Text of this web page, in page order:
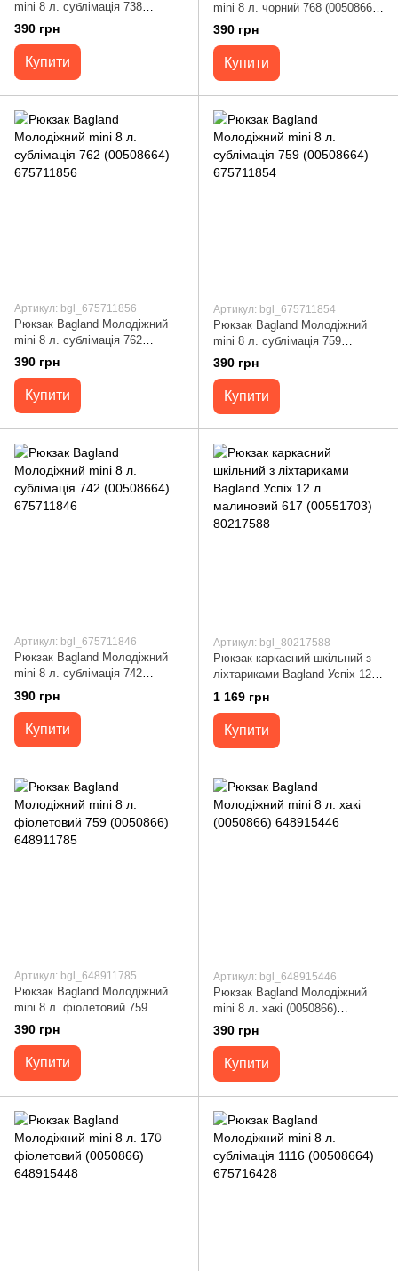
mini 8 л. сублімація 738
(00508664) 675711682
390 грн
Купити
mini 8 л. чорний 768 (0050866)
648911791
390 грн
Купити
Артикул: bgl_675711856
Рюкзак Bagland Молодіжний
mini 8 л. сублімація 762
(00508664) 675711856
390 грн
Купити
Артикул: bgl_675711854
Рюкзак Bagland Молодіжний
mini 8 л. сублімація 759
(00508664) 675711854
390 грн
Купити
Артикул: bgl_675711846
Рюкзак Bagland Молодіжний
mini 8 л. сублімація 742
(00508664) 675711846
390 грн
Купити
Артикул: bgl_80217588
Рюкзак каркасний шкільний з
ліхтариками Bagland Успіх 12
л. малиновий 617 (00551703)
80217588
1 169 грн
Купити
Артикул: bgl_648911785
Рюкзак Bagland Молодіжний
mini 8 л. фіолетовий 759
(0050866) 648911785
390 грн
Купити
Артикул: bgl_648915446
Рюкзак Bagland Молодіжний
mini 8 л. хакі (0050866)
648915446
390 грн
Купити